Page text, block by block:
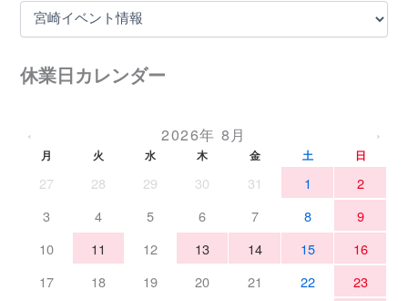
休業日カレンダー
‹ 2026年 8月 ›
月 火 水 木 金 土 日
27 28 29 30 31 1
2
3
4 5 6 7 8
9
10
11 12 13 14 15
16
17
18 19 20 21 22
23